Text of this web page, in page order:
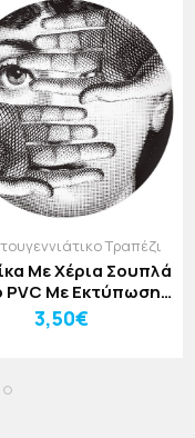
Τραπέζι
Με Χέρια Σουπλά
PVC Με Εκτύπωση
D40cm
3,50€